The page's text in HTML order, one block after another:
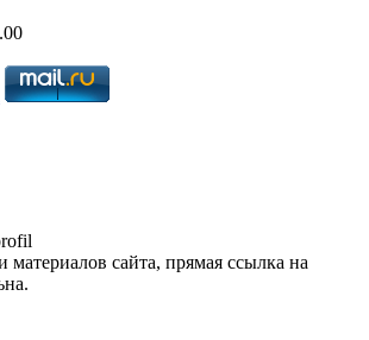
материалов сайта, прямая ссылка на